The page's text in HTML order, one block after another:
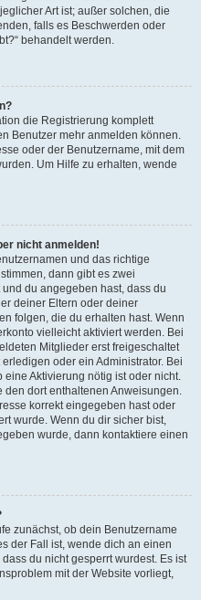
Art ist; außer solchen, die
falls es Beschwerden oder
behandelt werden.
die Registrierung komplett
Benutzer mehr anmelden können.
oder der Benutzername, mit dem
Um Hilfe zu erhalten, wende
nicht anmelden!
und das richtige
dann gibt es zwei
und du angegeben hast, dass du
deiner Eltern oder deiner
folgen, die du erhalten hast. Wenn
vielleicht aktiviert werden. Bei
Mitglieder erst freigeschaltet
oder ein Administrator. Bei
Aktivierung nötig ist oder nicht.
dort enthaltenen Anweisungen.
korrekt eingegeben hast oder
wurde. Wenn du dir sicher bist,
wurde, dann kontaktiere einen
zunächst, ob dein Benutzername
der Fall ist, wende dich an einen
du nicht gesperrt wurdest. Es ist
mit der Website vorliegt,